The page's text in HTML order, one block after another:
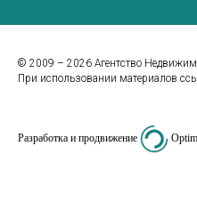
© 2009 – 2026 Агентство
При использовании материалов
Разработка и продвижение